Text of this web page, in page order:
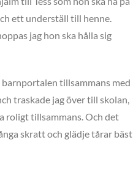
ett underställ till henne.
jag hon ska hålla sig
barnportalen tillsammans med
traskade jag över till skolan,
roligt tillsammans. Och det
skratt och glädje tårar bäst